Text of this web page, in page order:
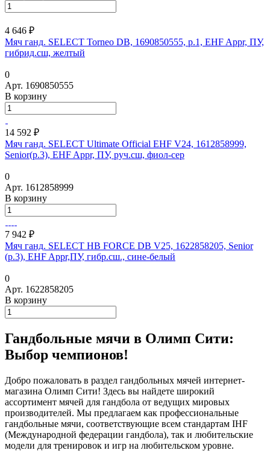
4 646 ₽
Мяч ганд. SELECT Torneo DB, 1690850555, р.1, EHF Appr, ПУ,
гибрид.сш, желтый
0
Арт. 1690850555
В корзину
14 592 ₽
Мяч ганд. SELECT Ultimate Official EHF V24, 1612858999,
Senior(р.3), EHF Appr, ПУ, руч.сш, фиол-сер
0
Арт. 1612858999
В корзину
7 942 ₽
Мяч ганд. SELECT HB FORCE DB V25, 1622858205, Senior
(р.3), EHF Appr,ПУ, гибр.сш., сине-белый
0
Арт. 1622858205
В корзину
Гандбольные мячи в Олимп Сити:
Выбор чемпионов!
Добро пожаловать в раздел гандбольных мячей интернет-
магазина Олимп Сити! Здесь вы найдете широкий
ассортимент мячей для гандбола от ведущих мировых
производителей. Мы предлагаем как профессиональные
гандбольные мячи, соответствующие всем стандартам IHF
(Международной федерации гандбола), так и любительские
модели для тренировок и игр на любительском уровне.